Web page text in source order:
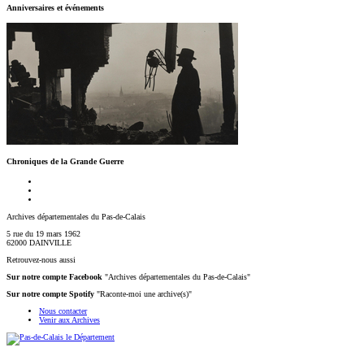
Anniversaires et événements
Chroniques de la Grande Guerre
Archives départementales du Pas-de-Calais
5 rue du 19 mars 1962
62000 DAINVILLE
Retrouvez-nous aussi
Sur notre compte Facebook "Archives départementales du Pas-de-Calais"
Sur notre compte Spotify "Raconte-moi une archive(s)"
Nous contacter
Venir aux Archives